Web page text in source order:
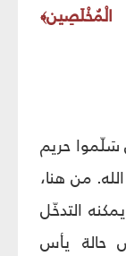
الْمُخْلَصِين﴾
سَلّموا حريم
من هنا،
التدخّل
حالة يأس